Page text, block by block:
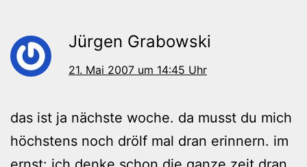
Jürgen Grabowski
21. Mai 2007 um 14:45 Uhr
das ist ja nächste woche. da musst du mich
höchstens noch drölf mal dran erinnern. im